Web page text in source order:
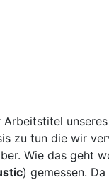
zu tun die wir
Wie das geht
) gemessen.